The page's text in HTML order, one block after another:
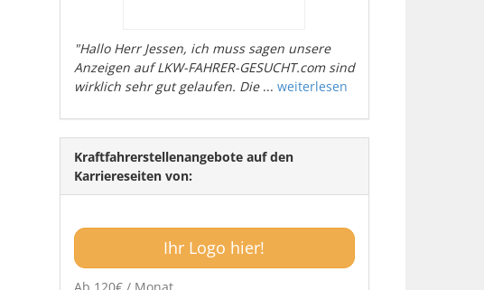
"Hallo Herr Jessen, ich muss sagen unsere
Anzeigen auf LKW-FAHRER-GESUCHT.com sind
wirklich sehr gut gelaufen. Die... weiterlesen
Kraftfahrerstellenangebote auf den
Karriereseiten von:
Ihr Logo hier!